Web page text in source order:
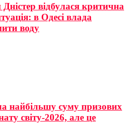
відбулася критична
в Одесі влада
воду
найбільшу суму призових
світу-2026, але це